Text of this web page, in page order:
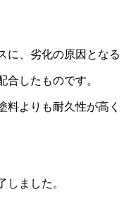
に、劣化の原因となる
合したものです。
料よりも耐久性が高く
しました。